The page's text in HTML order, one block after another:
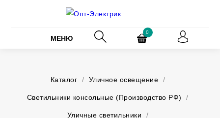
МЕНЮ
0
Каталог / Уличное освещение /
Светильники консольные (Производство РФ) /
Уличные светильники /